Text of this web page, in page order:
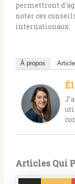
permettront
noter ces
internationaux.
À propos
Articles Qui